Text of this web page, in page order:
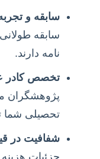
سابقه و
سابقه
نامه دارند.
تخصص کادر
پژوهشگران
تحصیلی شما
شفافیت در
جزئیات